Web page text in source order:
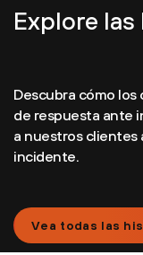
Explore
Descubra cómo
de respuesta ante
a nuestros clientes
incidente.
Vea todas las